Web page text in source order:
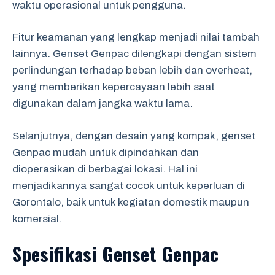
waktu operasional untuk pengguna.
Fitur keamanan yang lengkap menjadi nilai tambah
lainnya. Genset Genpac dilengkapi dengan sistem
perlindungan terhadap beban lebih dan overheat,
yang memberikan kepercayaan lebih saat
digunakan dalam jangka waktu lama.
Selanjutnya, dengan desain yang kompak, genset
Genpac mudah untuk dipindahkan dan
dioperasikan di berbagai lokasi. Hal ini
menjadikannya sangat cocok untuk keperluan di
Gorontalo, baik untuk kegiatan domestik maupun
komersial.
Spesifikasi Genset Genpac